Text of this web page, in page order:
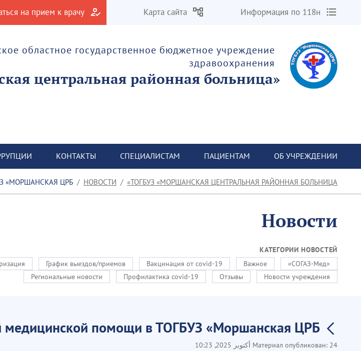
Информация по 118н
Карта сайта
на прием к врачу
областное государственное бюджетное учреждение
здравоохранения
«Моршанская центральная районная больница»
ОБ УЧРЕЖДЕНИИ
ПАЦИЕНТАМ
СПЕЦИАЛИСТАМ
КОНТАКТЫ
ТОГБУЗ «МОРШАНСКАЯ ЦЕНТРАЛЬНАЯ РАЙОННАЯ БОЛЬНИЦА»
НОВОСТИ
Новости
КАТЕГОРИИ НОВОСТЕЙ
«СОГАЗ-Мед»
Важное
Вакцинация от covid-19
График выездов/приемов
Новости учреждения
Отзывы
Профилактика covid-19
Региональные новости
медицинской помощи в ТОГБУЗ «Моршанская ЦРБ»
Материал опубликован: 24 أكتوبر 2025, 10:23